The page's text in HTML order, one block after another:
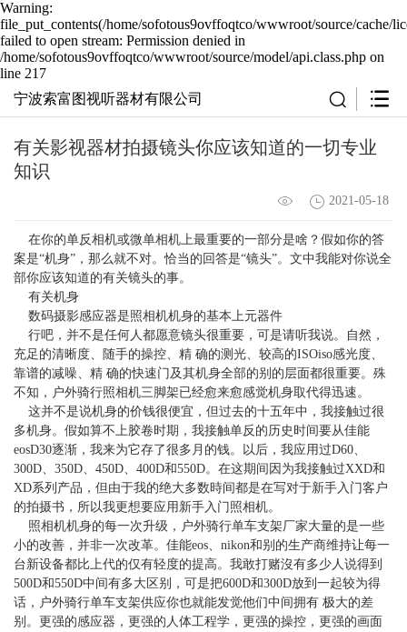
Warning:
file_put_contents(/home/sofotous9ovffoqtco/wwwroot/source/cache/
failed to open stream: Permission denied in
/home/sofotous9ovffoqtco/wwwroot/source/model/api.class.php on
line 217
宁波索富图视听器材有限公司
有关影视器材拍摄镜头你应该知道的一切专业
知识
2021-05-18
在你的单反相机或微单相机上最重要的一部分是啥？假如你的答
案是“机身”，那么就不对。恰当的回答是“镜头”。文中我能对你说全
部你应该知道的有关镜头的事。
有关机身
数码摄影感应器是照相机机身的基本上元器件
行吧，并不是任何人都愿意镜头很重要，可是请听我说。自然，
充足的清晰度、随手的操控、精 确的测光、较高的ISOiso感光度、
靠谱的减噪、精 确的快速门及其机身全部的别的层面都很重要。殊
不知，户外骑行照相机三脚架已经愈来愈感觉机身取代得迅速。
这并不是说机身的价钱很便宜，但过去的十五年中，我接触过很
多机身。假如算不上胶卷时期，我接触单反的历史时间要从佳能
eosD30逐渐，我来为它存了很多月的钱。以后，我应用过D60、
300D、350D、450D、400D和550D。在这期间因为我接触过XXD和
XD系列产品，但由于我的绝大多数時间都是在写对于新手入门客户
的拍摄书，所以我更想要应用新手入门照相机。
照相机机身的每一次升级，户外骑行单车支架厂家大量的是一些
小的改善，并非一次改革。佳能eos、nikon和别的生产商维持让每一
台新设备都比上代的仅有轻度的提高。我敢打赌沒有多少人说得到
500D和550D中间有多大区别，可是把600D和300D放到一起较为得
话，户外骑行单车支架供应你也就能发觉他们中间拥有 极大的差
别。更强的感应器，更强的人体工程学，更强的操控，更强的画面